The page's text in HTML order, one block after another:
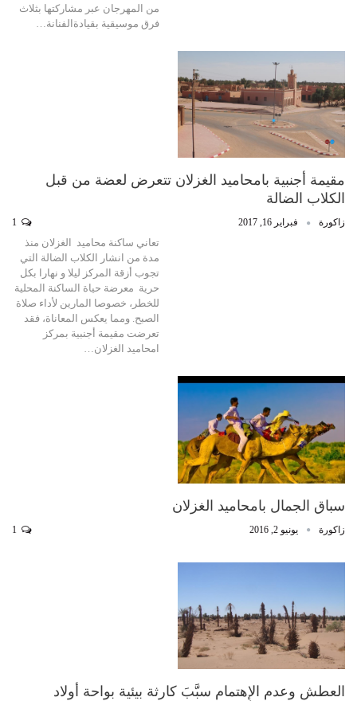
من المهرجان عبر مشاركتها بثلاث
فرق موسيقية بقيادةالفنانة…
مقيمة أجنبية بامحاميد الغزلان تتعرض لعضة من قبل
الكلاب الضالة
زاكورة فبراير 16, 2017
تعاني ساكنة محاميد الغزلان منذ
مدة من انشار الكلاب الضالة التي
تجوب أزقة المركز ليلا و نهارا بكل
حرية معرضة حياة الساكنة المحلية
للخطر، خصوصا المارين لأداء صلاة
الصبح. ومما يعكس المعاناة، فقد
تعرضت مقيمة أجنبية بمركز
امحاميد الغزلان…
سباق الجمال بامحاميد الغزلان
زاكورة يونيو 2, 2016
العطش وعدم الإِهتمام سبَّبَ كارثة بيئية بواحة أولاد